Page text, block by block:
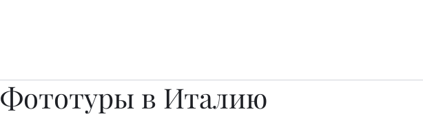
Фототуры в Италию